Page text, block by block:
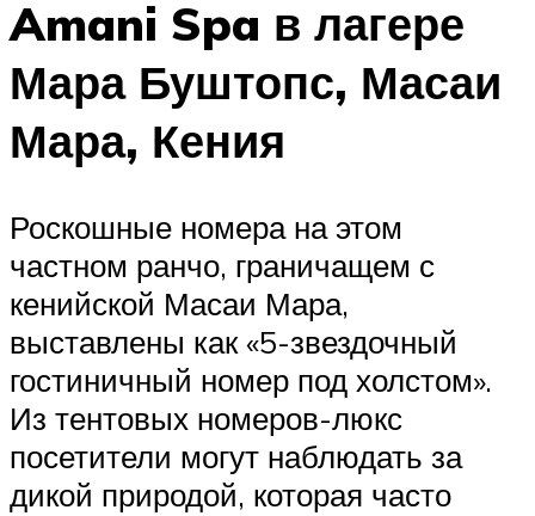
Amani Spa в лагере
Мара Буштопс, Масаи
Мара, Кения
Роскошные номера на этом
частном ранчо, граничащем с
кенийской Масаи Мара,
выставлены как «5-звездочный
гостиничный номер под холстом».
Из тентовых номеров-люкс
посетители могут наблюдать за
дикой природой, которая часто